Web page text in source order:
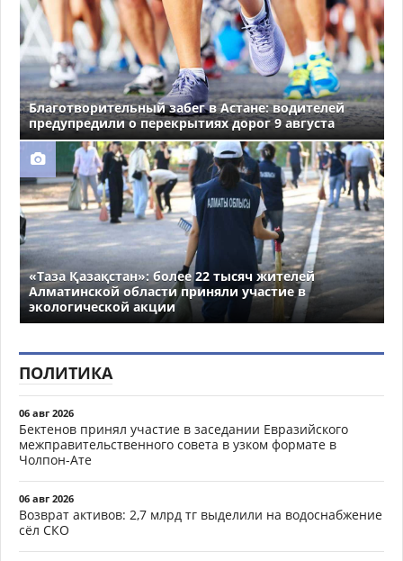
Благотворительный забег в Астане: водителей
предупредили о перекрытиях дорог 9 августа
«Таза Қазақстан»: более 22 тысяч жителей
Алматинской области приняли участие в
экологической акции
ПОЛИТИКА
06 авг 2026
Бектенов принял участие в заседании Евразийского
межправительственного совета в узком формате в
Чолпон-Ате
06 авг 2026
Возврат активов: 2,7 млрд тг выделили на водоснабжение
сёл СКО